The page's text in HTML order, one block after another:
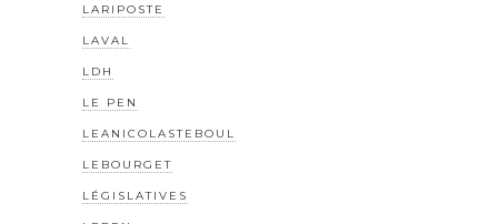
LARIPOSTE
LAVAL
LDH
LE PEN
LEANICOLASTEBOUL
LEBOURGET
LÉGISLATIVES